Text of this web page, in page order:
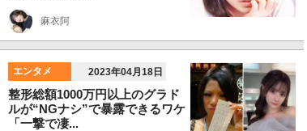
麻衣阿
エンタメ 2023年04月18日
整形総額1000万円以上のグラド
ルが“NGナシ”で暴露できるワケ
「一撃で凄...